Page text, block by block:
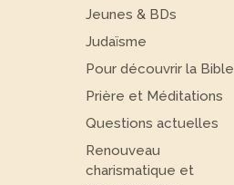
Jeunes & BDs
Judaïsme
Pour découvrir la Bible
Prière et Méditations
Questions actuelles
Renouveau
charismatique et